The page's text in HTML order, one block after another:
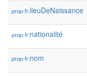
prop-fr:lieuDeNaissance
prop-fr:nationalité
prop-fr:nom